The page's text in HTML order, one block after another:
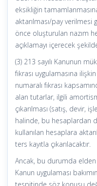
eksikliğin
aktarılması/pay
önce oluşturulan nazım
açıklamayı içerecek
(3) 213 sayılı Kanunun
fıkrası uygulamasına
numaralı fıkrası
alan tutarlar, ilgili
çıkarılması (satış, devir,
halinde, bu hesaplardan
kullanılan hesaplara
ters kayıtla çıkarılacaktır.
Ancak, bu durumda elden
Kanun uygulaması